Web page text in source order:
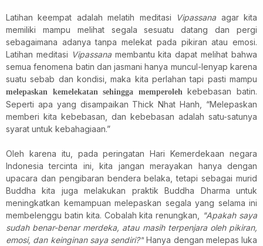
Latihan keempat adalah melatih meditasi Vipassana agar kita
memiliki mampu melihat segala sesuatu datang dan pergi
sebagaimana adanya tanpa melekat pada pikiran atau emosi.
Latihan meditasi Vipassanamembantu kita dapatmelihat bahwa
semua fenomena batin dan jasmani hanya muncul-lenyap karena
suatusebab dan kondisi,maka kita perlahan tapi pasti mampu
melepaskan kemelekatan sehingga memperoleh kebebasan batin.
Seperti apa yang disampaikan Thick Nhat Hanh, “Melepaskan
memberi kita kebebasan, dan kebebasan adalah satu-satunya
syarat untuk kebahagiaan.”
Oleh karena itu, pada peringatan Hari Kemerdekaan negara
Indonesia tercinta ini, kita jangan merayakan hanya dengan
upacara dan pengibaran bendera belaka, tetapi sebagai murid
Buddha kita juga melakukan praktik Buddha Dharma untuk
meningkatkan kemampuan melepaskan segala yang selama ini
membelenggu batin kita. Cobalah kita renungkan,
"Apakah saya
sudah benar-benar merdeka, atau masih terpenjara oleh pikiran,
emosi, dan keinginan saya sendiri?" Hanya dengan melepas luka